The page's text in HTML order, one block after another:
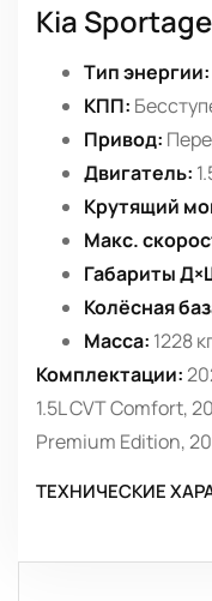
Kia Sportage
Тип энергии:
КПП:
Привод:
Двигатель:
Крутящий
Макс.
Габариты
Колёсная
Масса: 1228
Комплектации:
1.5L CVT Comfort,
Premium Edition,
ТЕХНИЧЕСКИЕ